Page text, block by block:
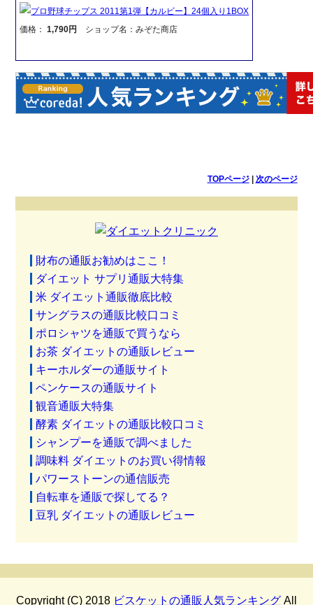
プロ野球チップス 2011第1弾【カルビー】24個入り1BOX
価格：1,790円 ショップ名：みぞた商店
TOPページ| 次のページ
財布の通販お勧めはここ！
ダイエット サプリ通販大特集
米 ダイエット通販徹底比較
サングラスの通販比較口コミ
ポロシャツを通販で買うなら
お茶 ダイエットの通販レビュー
キーホルダーの通販サイト
ペンケースの通販サイト
観音通販大特集
酵素 ダイエットの通販比較口コミ
シャンプーを通販で調べました
調味料 ダイエットのお買い得情報
パワーストーンの通信販売
自転車を通販で探してる？
豆乳 ダイエットの通販レビュー
Copyright (C) 2018 ビスケットの通販人気ランキング All